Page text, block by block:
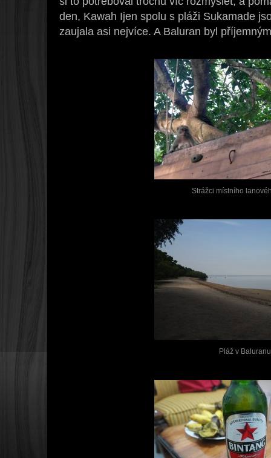
den, Kawah Ijen spolu s pláži Sukamade
zaujala asi nejvíce. A Baluran byl
Strážci místního
Pláž v Baluranu